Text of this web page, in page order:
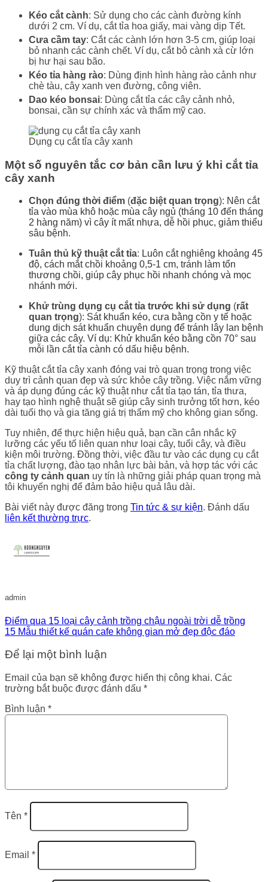
Kéo cắt cành: Sử dụng cho các cành đường kính
dưới 2 cm. Ví dụ, cắt tỉa hoa giấy, mai vàng dịp Tết.
Cưa cầm tay: Cắt các cành lớn hơn 3-5 cm, giúp loại
bỏ nhanh các cành chết. Ví dụ, cắt bỏ cành xà cừ lớn
bị hư hại sau bão.
Kéo tỉa hàng rào: Dùng định hình hàng rào cảnh như
chè tàu, cây xanh ven đường, công viên.
Dao kéo bonsai: Dùng cắt tỉa các cây cảnh nhỏ,
bonsai, cần sự chính xác và thẩm mỹ cao.
Dụng cụ cắt tỉa cây xanh
Một số nguyên tắc cơ bản cần lưu ý khi cắt tỉa
cây xanh
Chọn đúng thời điểm (đặc biệt quan trọng): Nên cắt
tỉa vào mùa khô hoặc mùa cây ngủ (tháng 10 đến tháng
2 hàng năm) vì cây ít mất nhựa, dễ hồi phục, giảm thiểu
sâu bệnh.
Tuân thủ kỹ thuật cắt tỉa: Luôn cắt nghiêng khoảng 45
độ, cách mắt chồi khoảng 0,5-1 cm, tránh làm tổn
thương chồi, giúp cây phục hồi nhanh chóng và mọc
nhánh mới.
Khử trùng dụng cụ cắt tỉa trước khi sử dụng (rất
quan trọng): Sát khuẩn kéo, cưa bằng cồn y tế hoặc
dung dịch sát khuẩn chuyên dụng để tránh lây lan bệnh
giữa các cây. Ví dụ: Khử khuẩn kéo bằng cồn 70° sau
mỗi lần cắt tỉa cành có dấu hiệu bệnh.
Kỹ thuật cắt tỉa cây xanh đóng vai trò quan trọng trong việc
duy trì cảnh quan đẹp và sức khỏe cây trồng. Việc nắm vững
và áp dụng đúng các kỹ thuật như cắt tỉa tạo tán, tỉa thưa,
hay tạo hình nghệ thuật sẽ giúp cây sinh trưởng tốt hơn, kéo
dài tuổi thọ và gia tăng giá trị thẩm mỹ cho không gian sống.
Tuy nhiên, để thực hiện hiệu quả, bạn cần cân nhắc kỹ
lưỡng các yếu tố liên quan như loại cây, tuổi cây, và điều
kiện môi trường. Đồng thời, việc đầu tư vào các dụng cụ cắt
tỉa chất lượng, đào tạo nhân lực bài bản, và hợp tác với các
công ty cảnh quan uy tín là những giải pháp quan trọng mà
tôi khuyến nghị để đảm bảo hiệu quả lâu dài.
Bài viết này được đăng trong Tin tức & sự kiện. Đánh dấu
liên kết thường trực.
admin
Điểm qua 15 loại cây cảnh trồng chậu ngoài trời dễ trồng
15 Mẫu thiết kế quán cafe không gian mở đẹp độc đáo
Để lại một bình luận
Email của bạn sẽ không được hiển thị công khai. Các
trường bắt buộc được đánh dấu *
Bình luận *
Tên *
Email *